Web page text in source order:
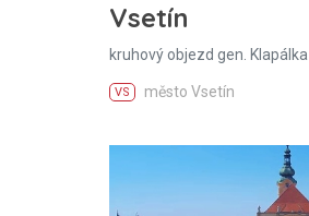
Vsetín
kruhový objezd gen. Klapálka
VS město Vsetín